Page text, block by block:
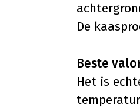
De
Beste
Het is